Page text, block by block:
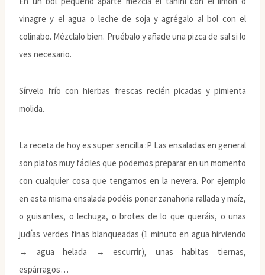
vinagre y el agua o leche de soja y agrégalo al bol con el
colinabo. Mézclalo bien. Pruébalo y añade una pizca de sal si lo
ves necesario.
Sírvelo frío con hierbas frescas recién picadas y pimienta
molida.
La receta de hoy es super sencilla :P Las ensaladas en general
son platos muy fáciles que podemos preparar en un momento
con cualquier cosa que tengamos en la nevera. Por ejemplo
en esta misma ensalada podéis poner zanahoria rallada y maíz,
o guisantes, o lechuga, o brotes de lo que queráis, o unas
judías verdes finas blanqueadas (1 minuto en agua hirviendo
→ agua helada → escurrir), unas habitas tiernas,
espárragos…